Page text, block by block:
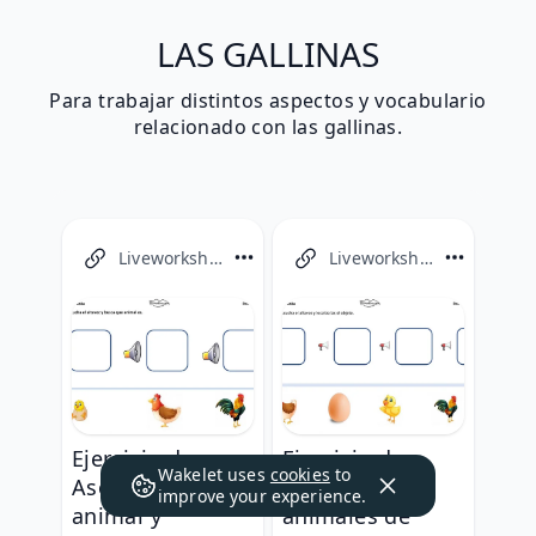
LAS GALLINAS
Para trabajar distintos aspectos y vocabulario
relacionado con las gallinas.
Liveworksheets
Ejercicio de
Asociaciones:
animal y
Liveworksheets
Ejercicio de
Vocabulario:
animales de
Wakelet uses cookies to
improve your experience.